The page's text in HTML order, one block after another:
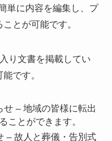
単に内容を編集し、プ
とが可能です。
り文書を掲載してい
です。
– 地域の皆様に転出
ことができます。
– 故人と葬儀・告別式